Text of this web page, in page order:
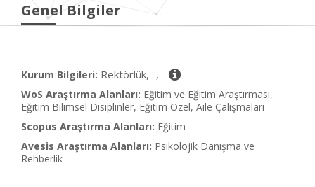
Genel Bilgiler
Kurum Bilgileri: Rektörlük, -, -
WoS Araştırma Alanları: Eğitim ve Eğitim Araştırması,
Eğitim Bilimsel Disiplinler, Eğitim Özel, Aile Çalışmaları
Scopus Araştırma Alanları: Eğitim
Avesis Araştırma Alanları: Psikolojik Danışma ve
Rehberlik